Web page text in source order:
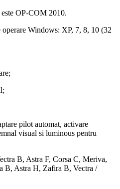
OP-COM 2010.
operare Windows: XP, 7, 8, 10 (32
pilot automat, activare
visual si luminous pentru
B, Astra F, Corsa C, Meriva,
B, Astra H, Zafira B, Vectra /